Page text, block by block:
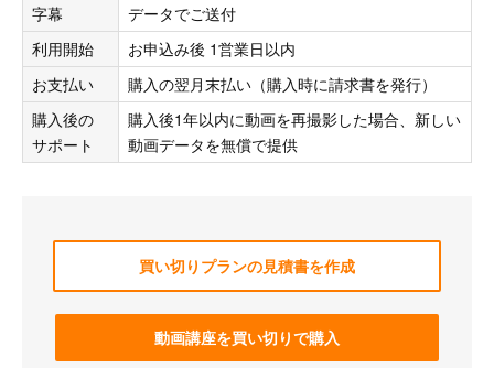
字幕
データでご送付
利用開始
お申込み後 1営業日以内
お支払い
購入の翌月末払い（購入時に請求書を発行）
購入後の
サポート
購入後1年以内に動画を再撮影した場合、新しい
動画データを無償で提供
買い切りプランの見積書を作成
動画講座を買い切りで購入